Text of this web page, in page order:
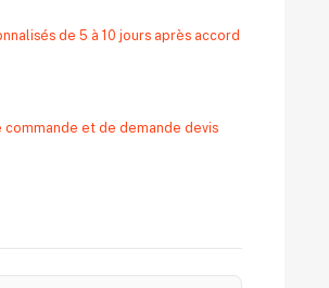
de 5 à 10 jours après accord
et de demande devis